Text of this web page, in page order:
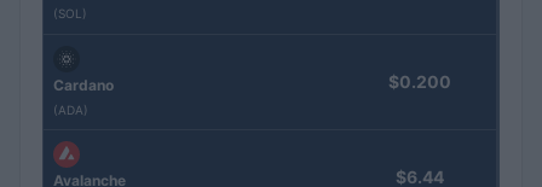
(SOL)
Cardano
(ADA)
$0.200
Avalanche $6.44